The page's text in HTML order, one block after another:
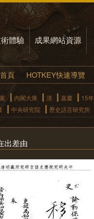
體驗 成果網站資源
頁 HOTKEY快速導覽
內閣大庫 清 嘉慶
15年
中央研究院 歷史語言研究所
出差由